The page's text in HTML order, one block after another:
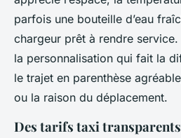
parfois une bouteille d’eau
chargeur prêt à rendre service.
la personnalisation qui fait la
le trajet en parenthèse
ou la raison du déplacement.
Des tarifs taxi